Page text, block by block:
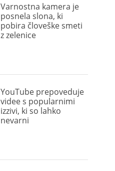
Varnostna kamera je
posnela slona, ki
pobira človeške smeti
z zelenice
YouTube prepoveduje
videe s popularnimi
izzivi, ki so lahko
nevarni